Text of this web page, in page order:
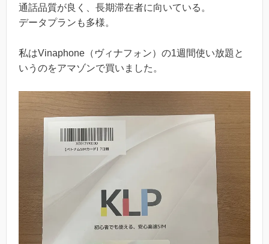
通話品質が良く、長期滞在者に向いている。
データプランも多様。
私はVinaphone（ヴィナフォン）の1週間使い放題と
いうのをアマゾンで買いました。